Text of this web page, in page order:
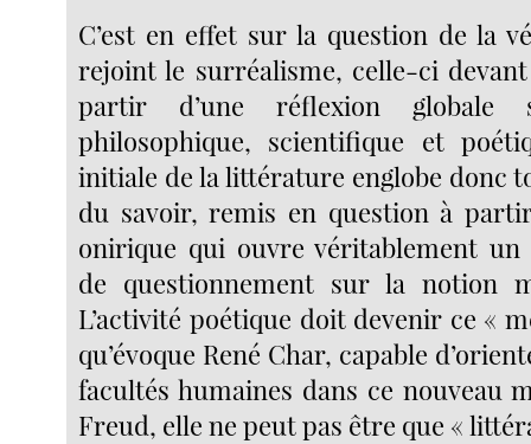
C’est en effet sur la question de la
rejoint le surréalisme, celle-ci
partir d’une réflexion
philosophique, scientifique et
initiale de la littérature englobe donc
du savoir, remis en question à partir
onirique qui ouvre véritablement un
de questionnement sur la notion
L’activité poétique doit devenir ce «
qu’évoque René Char, capable
facultés humaines dans ce nouveau
Freud, elle ne peut pas être que «